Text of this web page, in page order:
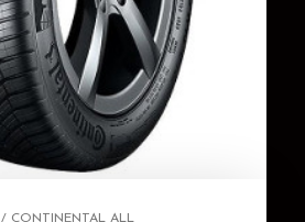
/ CONTINENTAL ALL